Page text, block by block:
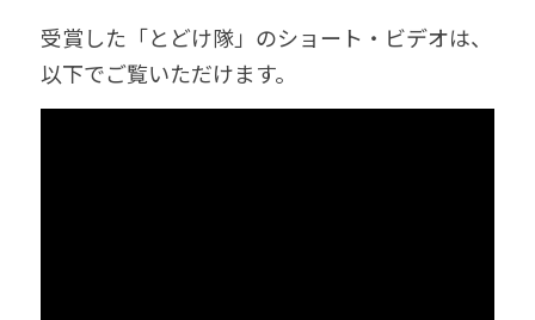
受賞した「とどけ隊」のショート・ビデオは、
以下でご覧いただけます。